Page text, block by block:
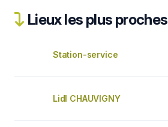
Lieux les plus proches
Station-service
Lidl CHAUVIGNY